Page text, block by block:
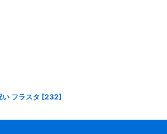
フラスタ [232]